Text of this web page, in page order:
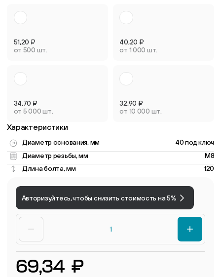
51,20 ₽
от 500 шт.
40,20 ₽
от 1 000 шт.
34,70 ₽
от 5 000 шт.
32,90 ₽
от 10 000 шт.
Характеристики
Диаметр основания, мм
40 под ключ
Диаметр резьбы, мм
M8
Длина болта, мм
120
Авторизуйтесь, чтобы снизить стоимость на 5%
69,34 ₽